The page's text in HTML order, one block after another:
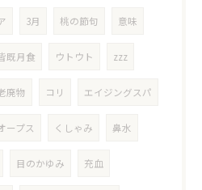
3月 桃の節句 意味
既月食 ウトウト zzz
廃物 コリ エイジングスパ
ープス くしゃみ 鼻水
目のかゆみ 充血